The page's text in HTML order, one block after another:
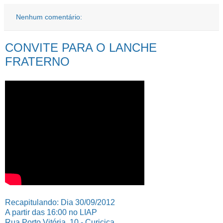
Nenhum comentário:
CONVITE PARA O LANCHE
FRATERNO
Recapitulando: Dia 30/09/2012
A partir das 16:00 no LIAP